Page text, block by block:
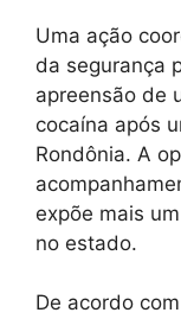
Uma ação
da segurança
apreensão de
cocaína após
Rondônia. A
expõe mais
no estado.
De acordo